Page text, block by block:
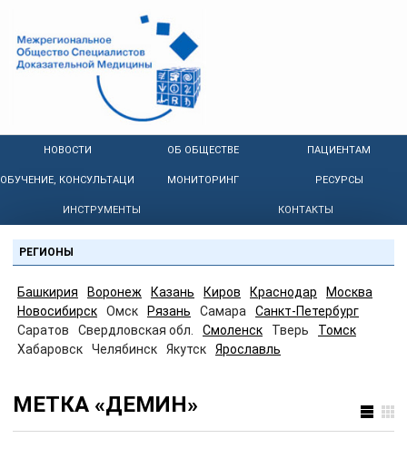
НОВОСТИ ОБ ОБЩЕСТВЕ ПАЦИЕНТАМ
ОБУЧЕНИЕ, КОНСУЛЬТАЦИИ МОНИТОРИНГ РЕСУРСЫ
ИНСТРУМЕНТЫ КОНТАКТЫ
РЕГИОНЫ
Башкирия Воронеж Казань Киров Краснодар
Москва
Новосибирск
Омск Рязань Самара
Санкт-Петербург
Саратов
Свердловская обл. Смоленск Тверь
Томск
Хабаровск
Челябинск Якутск Ярославль
МЕТКА «ДЕМИН»